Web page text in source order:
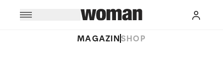
MAGAZINSHOP